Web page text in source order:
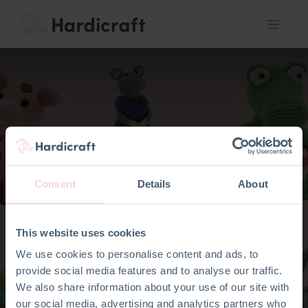
Consent Details About
This website uses cookies
We use cookies to personalise content and ads, to
provide social media features and to analyse our traffic.
We also share information about your use of our site with
our social media, advertising and analytics partners who
Amigurumi dieren:
Haak- en breisets van
Hardicraft